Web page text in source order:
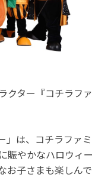
クター『コチラファ
」は、コチラファミ
賑やかなハロウィー
お子さまも楽しんで